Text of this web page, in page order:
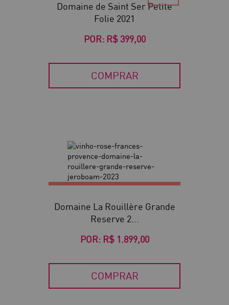
Domaine de Saint Ser Petite
Folie 2021
POR: R$ 399,00
COMPRAR
Domaine La Rouillère Grande
Reserve 2...
POR: R$ 1.899,00
COMPRAR